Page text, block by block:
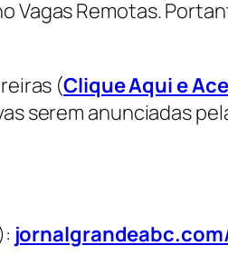
Vagas Remotas.
(Clique Aqui e
serem anunciadas